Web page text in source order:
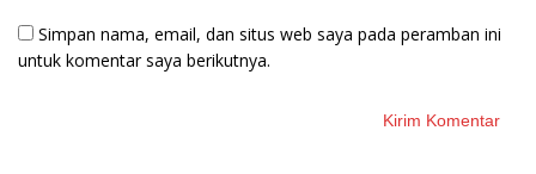
Simpan nama, email, dan situs web saya pada peramban ini
untuk komentar saya berikutnya.